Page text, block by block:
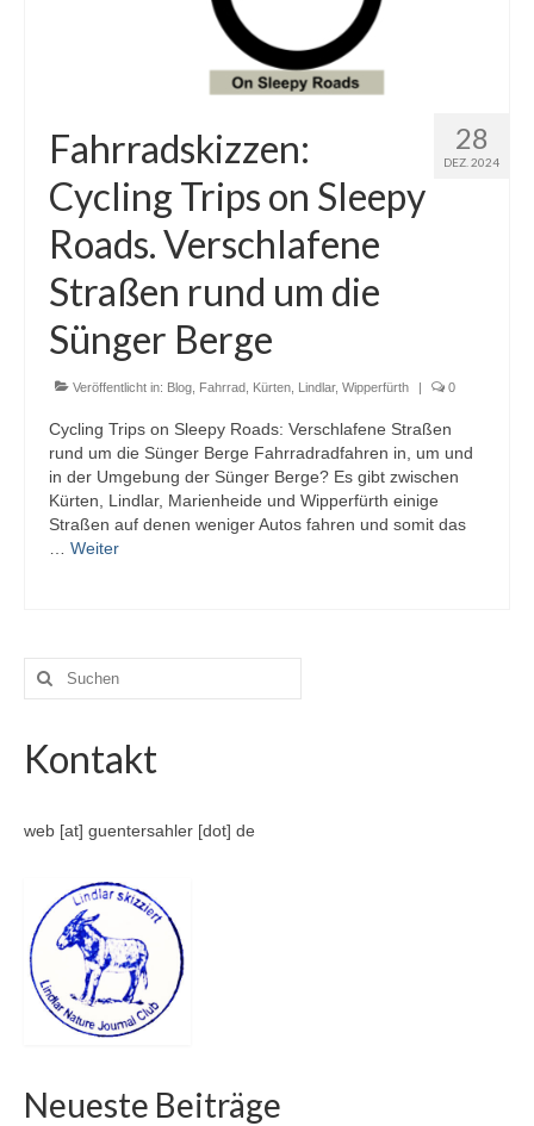
28
DEZ. 2024
Fahrradskizzen:
Cycling Trips on Sleepy
Roads. Verschlafene
Straßen rund um die
Sünger Berge
Veröffentlicht in: Blog Fahrrad Kürten Lindlar, Wipperfürth | 0
Cycling Trips on Sleepy Roads: Verschlafene Straßen
rund um die Sünger Berge Fahrradradfahren in, um und
in der Umgebung der Sünger Berge? Es gibt zwischen
Kürten, Lindlar, Marienheide und Wipperfürth einige
Straßen auf denen weniger Autos fahren und somit das
Weiter
Suche
nach:
Kontakt
web [at] guentersahler [dot] de
Neueste Beiträge